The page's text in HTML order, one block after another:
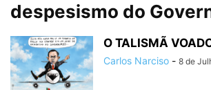
despesismo do
O TALISMÃ
Carlos Narciso - 8 de